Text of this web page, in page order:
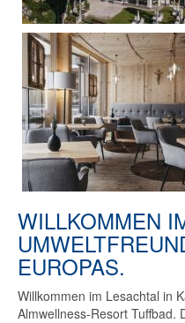
WILLKOMMEN
EUROPAS.
Willkommen im Lesachtal in
Almwellness-Resort Tuffbad.